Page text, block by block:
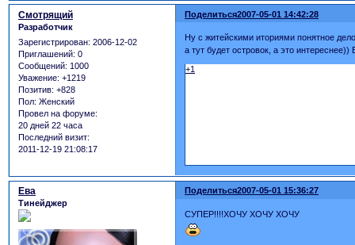
Поделиться2007-05-01 14:42:28
Смотрящий
Разработчик
Зарегистрирован: 2006-12-02
Приглашений: 0
Сообщений: 1000
Уважение: +1219
Позитив: +828
Пол: Женский
Провел на форуме:
20 дней 22 часа
Последний визит:
2011-12-19 21:08:17
Ну с житейскими иториями понятное
а тут будет островок, а это интереснее))
+1
Поделиться2007-05-01 15:36:27
Ева
Тинейджер
СУПЕР!!!!ХОЧУ ХОЧУ ХОЧУ